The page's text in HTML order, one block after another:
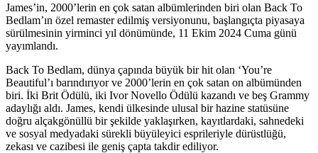
James’in, 2000’lerin en çok satan albümlerinden biri olan Back To
Bedlam’ın özel remaster edilmiş versiyonunu, başlangıçta piyasaya
sürülmesinin yirminci yıl dönümünde, 11 Ekim 2024 Cuma günü
yayımlandı.
Back To Bedlam, dünya çapında büyük bir hit olan ‘You’re
Beautiful’ı barındırıyor ve 2000’lerin en çok satan on albümünden
biri. İki Brit Ödülü, iki Ivor Novello Ödülü kazandı ve beş Grammy
adaylığı aldı. James, kendi ülkesinde ulusal bir hazine statüsüne
doğru alçakgönüllü bir şekilde yaklaşırken, kayıtlardaki, sahnedeki
ve sosyal medyadaki sürekli büyüleyici esprileriyle dürüstlüğü,
zekası ve cazibesi ile geniş çapta takdir ediliyor.